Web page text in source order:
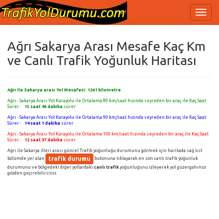
Ağrı Sakarya Arası Mesafe Kaç Km
ve Canlı Trafik Yoğunluk Haritası
Ağrı ile Sakarya arası Yol Mesafesi: 1261 kilometre
Ağrı - Sakarya Arası Yol Karayolu ile Ortalama 80 km/saat hızında seyreden bir araç ile Kaç Saat
Sürer :
15 saat 46 dakika sürer
Ağrı - Sakarya Arası Yol Karayolu ile Ortalama 90 km/saat hızında seyreden bir araç ile Kaç Saat
Sürer :
14 saat 1 dakika sürer
Ağrı - Sakarya Arası Yol Karayolu ile Ortalama 100 km/saat hızında seyreden bir araç ile Kaç Saat
Sürer :
12 saat 37 dakika sürer
Ağrı ile Sakarya illeri arası güncel Trafik yoğunluğu durumunu görmek için haritada sağ üst
bölümde yer alan
trafik durumu
butonuna tıklayarak en son canlı trafik yoğunluk
durumunu ve bölgedeki diğer yollardaki canlı trafik yoğunluğunu izleyerek yol güzergahınızı
gözden geçirebilirsiniz.